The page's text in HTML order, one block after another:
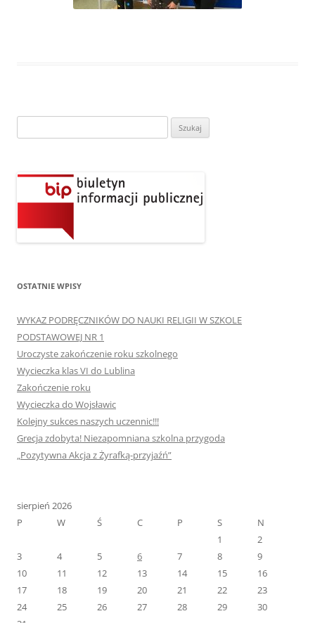
OSTATNIE WPISY
WYKAZ PODRĘCZNIKÓW DO NAUKI RELIGII W SZKOLE
PODSTAWOWEJ NR 1
Uroczyste zakończenie roku szkolnego
Wycieczka klas VI do Lublina
Zakończenie roku
Wycieczka do Wojsławic
Kolejny sukces naszych uczennic!!!
Grecja zdobyta! Niezapomniana szkolna przygoda
„Pozytywna Akcja z Żyrafką-przyjaźń”
sierpień 2026
P
W Ś C P S
N
1
2
3
4 5 6 7 8
9
10
11 12 13 14 15
16
17
18 19 20 21 22
23
24
25 26 27 28 29
30